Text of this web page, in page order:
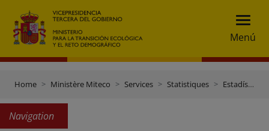
Menú
Home Ministère Miteco Services Statistiques Estadísticas Forestales
Navigation